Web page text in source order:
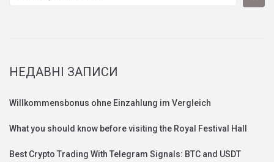
НЕДАВНІ ЗАПИСИ
Willkommensbonus ohne Einzahlung im Vergleich
What you should know before visiting the Royal Festival Hall
Best Crypto Trading With Telegram Signals: BTC and USDT